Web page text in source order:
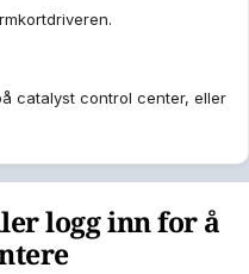
catalyst control center, eller
logg inn for å